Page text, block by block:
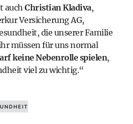
auch Christian Kladiva,
Versicherung AG,
die unserer Familie
müssen für uns normal
keine Nebenrolle spielen,
viel zu wichtig.“